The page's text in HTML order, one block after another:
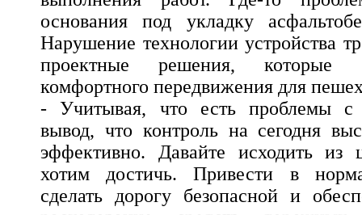
основания под укладку
Нарушение технологии устройства
проектные решения, которые
комфортного передвижения для
- Учитывая, что есть проблемы с
вывод, что контроль на сегодня
эффективно. Давайте исходить
хотим достичь. Привести в
сделать дорогу безопасной и